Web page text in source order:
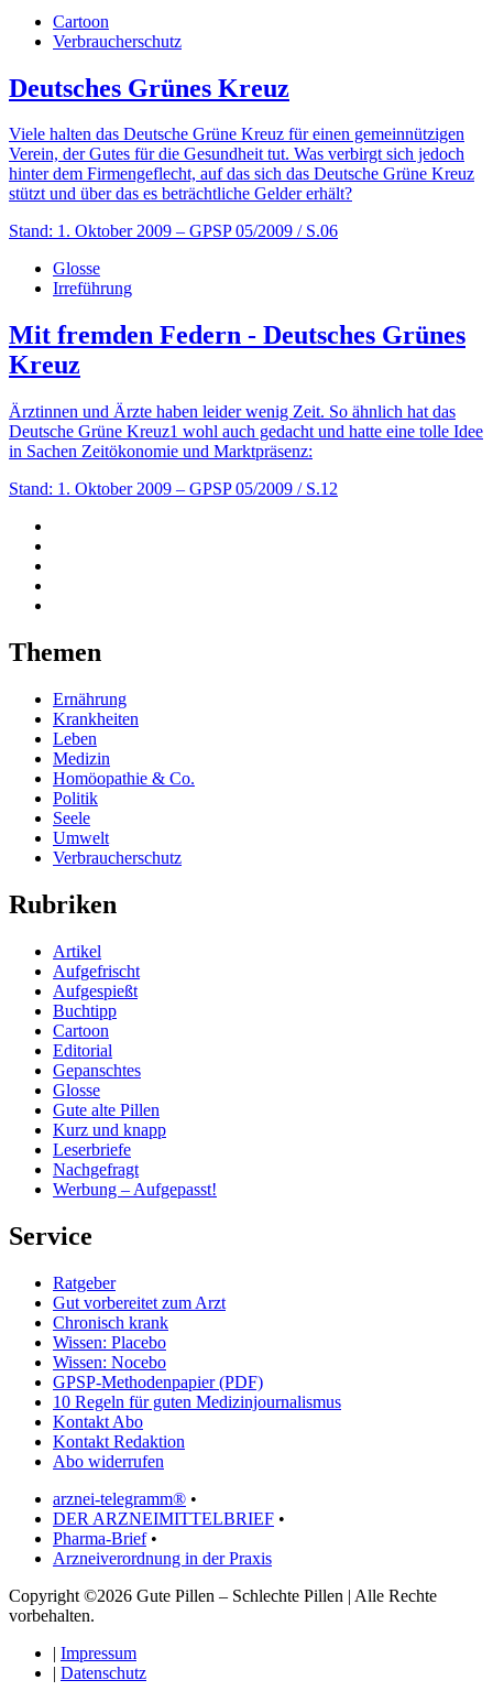
Cartoon
Verbraucherschutz
Deutsches Grünes Kreuz
Viele halten das Deutsche Grüne Kreuz für einen gemeinnützigen
Verein, der Gutes für die Gesundheit tut. Was verbirgt sich jedoch
hinter dem Firmengeflecht, auf das sich das Deutsche Grüne Kreuz
stützt und über das es beträchtliche Gelder erhält?
Stand: 1. Oktober 2009 – GPSP 05/2009 / S.06
Glosse
Irreführung
Mit fremden Federn - Deutsches Grünes
Kreuz
Ärztinnen und Ärzte haben leider wenig Zeit. So ähnlich hat das
Deutsche Grüne Kreuz1 wohl auch gedacht und hatte eine tolle Idee
in Sachen Zeitökonomie und Marktpräsenz:
Stand: 1. Oktober 2009 – GPSP 05/2009 / S.12
Themen
Ernährung
Krankheiten
Leben
Medizin
Homöopathie & Co.
Politik
Seele
Umwelt
Verbraucherschutz
Rubriken
Artikel
Aufgefrischt
Aufgespießt
Buchtipp
Cartoon
Editorial
Gepanschtes
Glosse
Gute alte Pillen
Kurz und knapp
Leserbriefe
Nachgefragt
Werbung – Aufgepasst!
Service
Ratgeber
Gut vorbereitet zum Arzt
Chronisch krank
Wissen: Placebo
Wissen: Nocebo
GPSP-Methodenpapier (PDF)
10 Regeln für guten Medizinjournalismus
Kontakt Abo
Kontakt Redaktion
Abo widerrufen
arznei-telegramm® •
DER ARZNEIMITTELBRIEF •
Pharma-Brief•
Arzneiverordnung in der Praxis
Copyright ©2026 Gute Pillen – Schlechte Pillen | Alle Rechte
vorbehalten.
| Impressum
| Datenschutz